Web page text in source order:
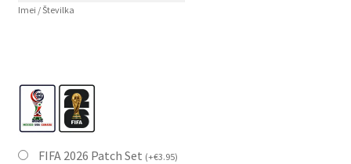
Imei / Številka
FIFA 2026 Patch Set (+€3.95)